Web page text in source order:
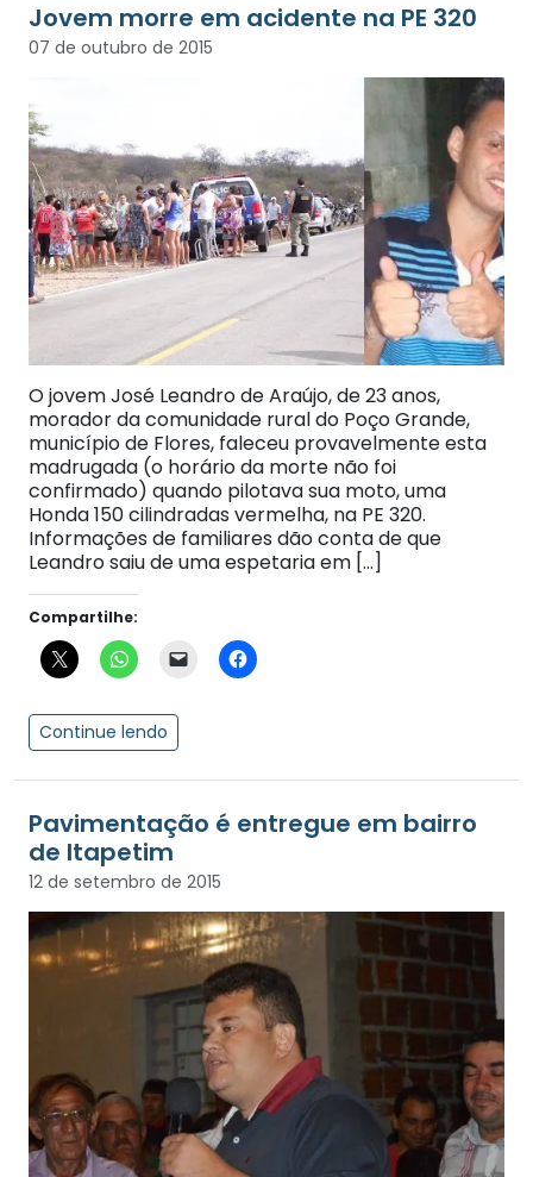
Jovem morre em acidente na PE 320
07 de outubro de 2015
O jovem José Leandro de Araújo, de 23 anos,
morador da comunidade rural do Poço Grande,
município de Flores, faleceu provavelmente esta
madrugada (o horário da morte não foi
confirmado) quando pilotava sua moto, uma
Honda 150 cilindradas vermelha, na PE 320.
Informações de familiares dão conta de que
Leandro saiu de uma espetaria em […]
Compartilhe:
Continue lendo
Pavimentação é entregue em bairro
de Itapetim
12 de setembro de 2015